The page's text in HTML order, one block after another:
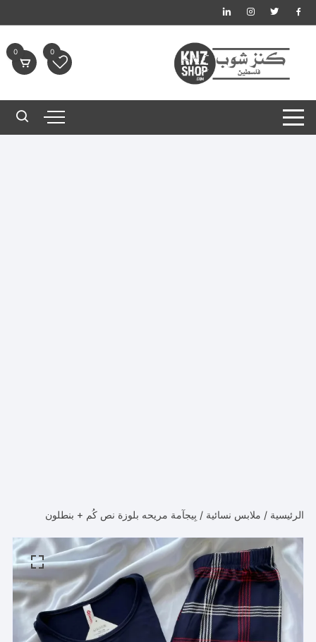
التجاوز
إلى
0
0
الرئيسية / ملابس نسائية / بِيجآمة مريحه بلوزة نص كُم + بنطلون